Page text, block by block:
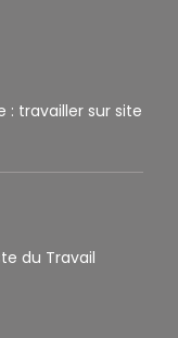
: travailler sur site
du Travail